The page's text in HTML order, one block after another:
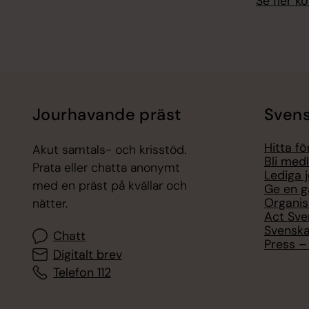
Jourhavande präst
Akut samtals- och krisstöd.
Prata eller chatta anonymt
med en präst på kvällar och
nätter.
Chatt
Digitalt brev
Telefon 112
Hitta
Bli
Lediga
Ge en
Act
Press